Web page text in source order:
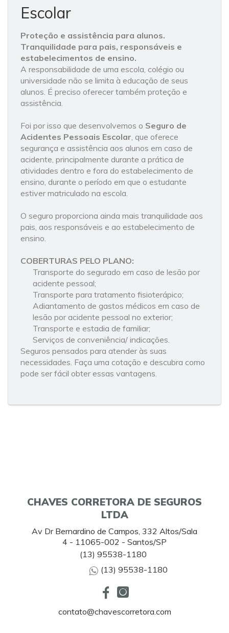
Escolar
Proteção e assistência para alunos.
Tranquilidade para pais, responsáveis e
estabelecimentos de ensino.
A responsabilidade de uma escola, colégio ou
universidade não se limita à educação de seus
alunos. É preciso oferecer também proteção e
assistência.
Foi por isso que desenvolvemos o Seguro de
Acidentes Pessoais Escolar, que oferece
segurança e assistência aos alunos em caso de
acidente, principalmente durante a prática de
atividades dentro e fora do estabelecimento de
ensino, durante o período em que o estudante
estiver matriculado na escola.
O seguro proporciona ainda mais tranquilidade aos
pais, aos responsáveis e ao estabelecimento de
ensino.
COBERTURAS PELO PLANO:
Transporte do segurado em caso de lesão por
acidente pessoal;
Transporte para tratamento fisioterápico;
Adiantamento de gastos médicos em caso de
lesão por acidente pessoal no exterior;
Transporte e estadia de familiar;
Serviços de conveniência/ indicações.
Seguros pensados para atender às suas
necessidades. Faça uma cotação e descubra como
pode ser fácil obter essas vantagens.
CHAVES CORRETORA DE SEGUROS
LTDA
Av Dr Bernardino de Campos, 332 Altos/Sala
4 - 11065-002 - Santos/SP
(13) 95538-1180
(13) 95538-1180
contato@chavescorretora.com